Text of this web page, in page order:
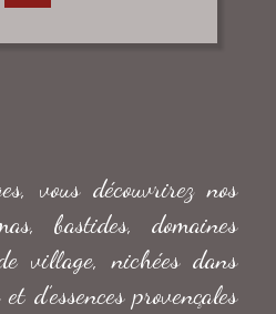
vous découvrirez nos
bastides, domaines
village, nichées dans
d’essences provençales